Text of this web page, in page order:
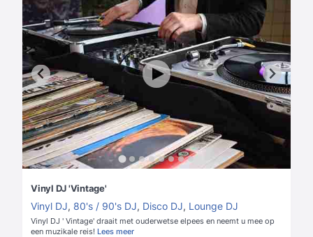
Vinyl DJ 'Vintage'
Vinyl DJ, 80's / 90's DJ, Disco DJ, Lounge DJ
Vinyl DJ ' Vintage' draait met ouderwetse elpees en neemt u mee op
een muzikale reis! Lees meer